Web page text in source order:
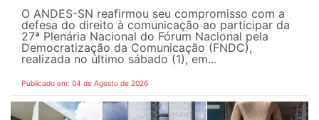
O ANDES-SN reafirmou seu compromisso com a
defesa do direito à comunicação ao participar da
27ª Plenária Nacional do Fórum Nacional pela
Democratização da Comunicação (FNDC),
realizada no último sábado (1), em...
Publicado em: 04 de Agosto de 2026